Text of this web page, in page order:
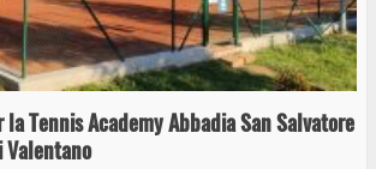
Tennis Academy Abbadia San Salvatore
Valentano